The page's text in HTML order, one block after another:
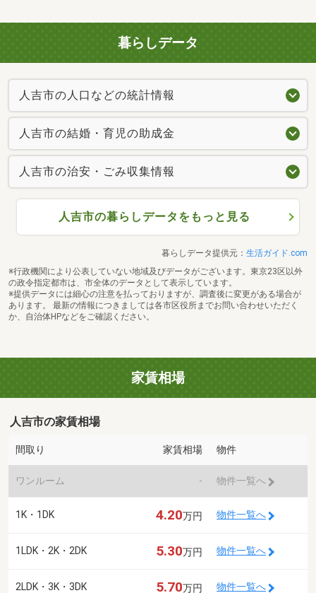
暮らしデータ
人吉市の人口などの統計情報
人吉市の結婚・育児の助成金
人吉市の治安・ごみ収集情報
人吉市の暮らしデータをもっと見る
暮らしデータ提供元： 生活ガイド.com
※行政機関により公表していない地域及びデータがございます。東京23区以外
の政令指定都市は、市全体のデータとして表示しています。
※提供データには細心の注意を払っておりますが、調査後に変更がある場合が
あります。 最新の情報につきましては各市区役所までお問い合わせいただく
か、自治体HPなどをご確認ください。
家賃相場
人吉市の家賃相場
間取り 家賃相場 物件
ワンルーム - 物件一覧へ
1K・1DK 4.20万円 物件一覧へ
1LDK・2K・2DK 5.30万円 物件一覧へ
2LDK・3K・3DK 5.70万円 物件一覧へ